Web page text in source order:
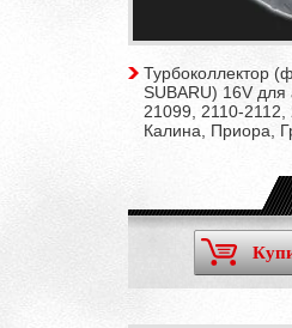
Турбоколлектор
SUBARU) 16V
21099, 2110-2112,
Калина, Приора,